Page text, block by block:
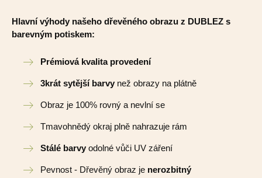
Hlavní výhody našeho dřevěného obrazu z DUBLEZ s
barevným potiskem:
Prémiová kvalita provedení
3krát sytější barvy než obrazy na plátně
Obraz je 100% rovný a nevlní se
Tmavohnědý okraj plně nahrazuje rám
Stálé barvy odolné vůči UV záření
Pevnost - Dřevěný obraz je nerozbitný